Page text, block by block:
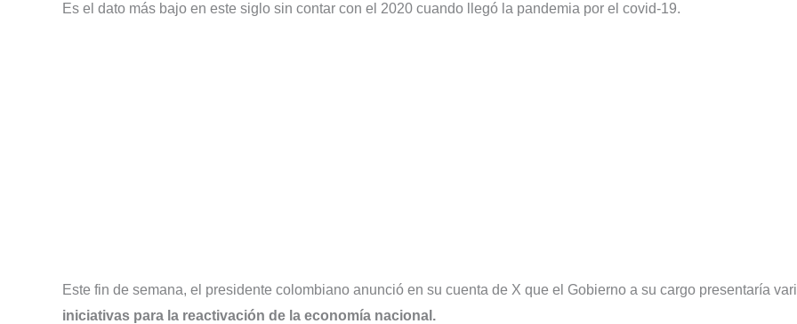
Es el dato más bajo en este siglo sin contar con el 2020 cuando llegó la pandemia por el covid-19.
Este fin de semana, el presidente colombiano anunció en su cuenta de X que el Gobierno a su cargo presentaría
iniciativas para la reactivación de la economía nacional.